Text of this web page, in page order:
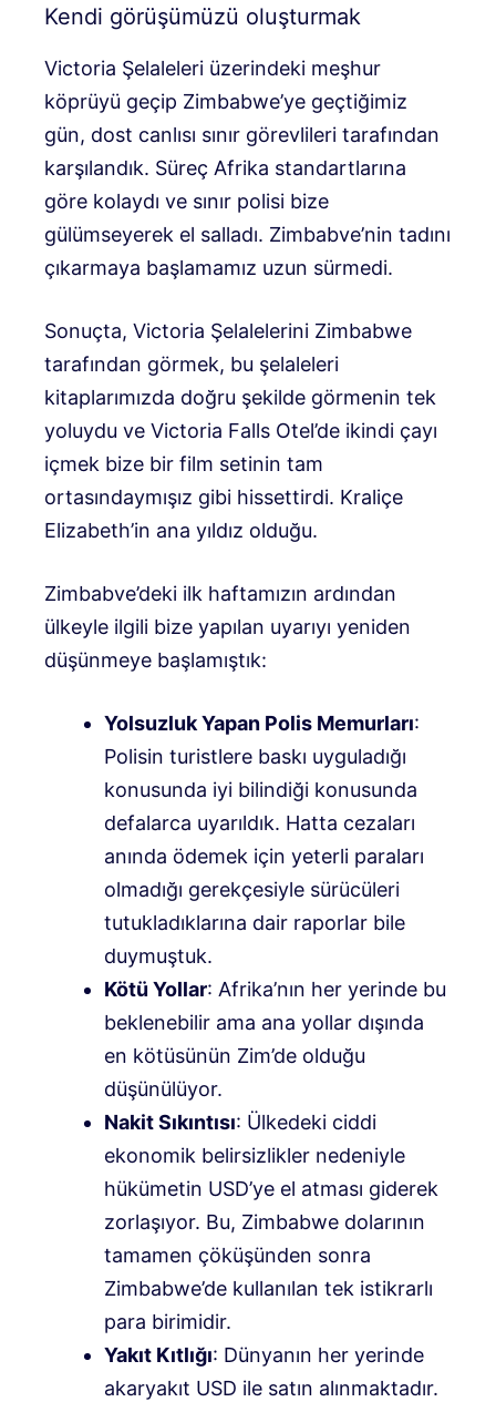
Kendi görüşümüzü oluşturmak
Victoria Şelaleleri üzerindeki meşhur
köprüyü geçip Zimbabwe’ye geçtiğimiz
gün, dost canlısı sınır görevlileri tarafından
karşılandık. Süreç Afrika standartlarına
göre kolaydı ve sınır polisi bize
gülümseyerek el salladı. Zimbabve’nin tadını
çıkarmaya başlamamız uzun sürmedi.
Sonuçta, Victoria Şelalelerini Zimbabwe
tarafından görmek, bu şelaleleri
kitaplarımızda doğru şekilde görmenin tek
yoluydu ve Victoria Falls Otel’de ikindi çayı
içmek bize bir film setinin tam
ortasındaymışız gibi hissettirdi. Kraliçe
Elizabeth’in ana yıldız olduğu.
Zimbabve’deki ilk haftamızın ardından
ülkeyle ilgili bize yapılan uyarıyı yeniden
düşünmeye başlamıştık:
Yolsuzluk Yapan Polis Memurları:
Polisin turistlere baskı uyguladığı
konusunda iyi bilindiği konusunda
defalarca uyarıldık. Hatta cezaları
anında ödemek için yeterli paraları
olmadığı gerekçesiyle sürücüleri
tutukladıklarına dair raporlar bile
duymuştuk.
Kötü Yollar: Afrika’nın her yerinde bu
beklenebilir ama ana yollar dışında
en kötüsünün Zim’de olduğu
düşünülüyor.
Nakit Sıkıntısı: Ülkedeki ciddi
ekonomik belirsizlikler nedeniyle
hükümetin USD’ye el atması giderek
zorlaşıyor. Bu, Zimbabwe dolarının
tamamen çöküşünden sonra
Zimbabwe’de kullanılan tek istikrarlı
para birimidir.
Yakıt Kıtlığı: Dünyanın her yerinde
akaryakıt USD ile satın alınmaktadır.